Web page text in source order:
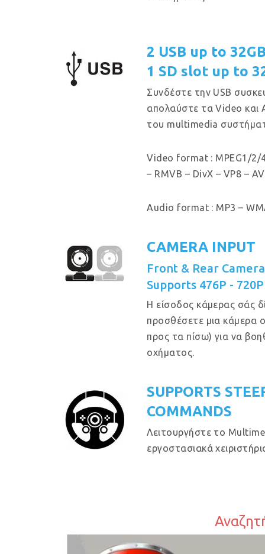
2 USB up to
1 SD slot up to
Συνδέστε την USB
απολαύστε τα Video
του multimedia
Video format : MPEG1/2/
– RMVB – DivX – VP8 –
Audio format : MP3 –
CAMERA INPUT
Front & Rear Camera
Supports 476P -
Η είσοδος κάμερας σάς
προσθέσετε μια κάμερα
προς τα πίσω) για να
οχήματος.
SUPPORTS
COMMANDS
Λειτουργήστε το
εργοστασιακά